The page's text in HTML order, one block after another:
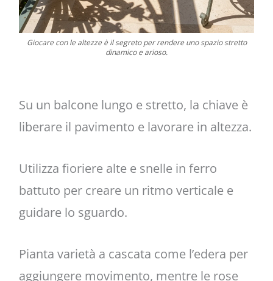
Giocare con le altezze è il segreto per rendere uno spazio stretto
dinamico e arioso.
Su un balcone lungo e stretto, la chiave è
liberare il pavimento e lavorare in altezza.
Utilizza fioriere alte e snelle in ferro
battuto per creare un ritmo verticale e
guidare lo sguardo.
Pianta varietà a cascata come l’edera per
aggiungere movimento, mentre le rose